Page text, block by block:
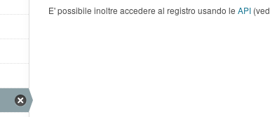
E' possibile inoltre accedere al registro usando le API